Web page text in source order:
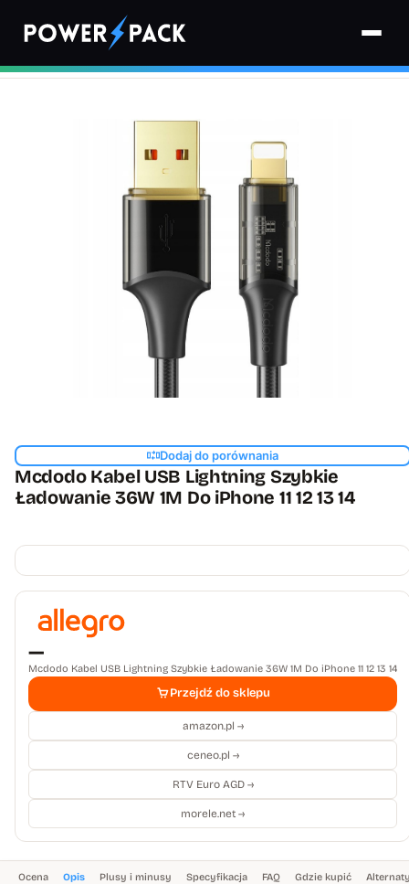
Strona główna›Kable›
Mcdodo Kabel USB Lightning Szybkie Ładowanie 36W 1M Do iPhone
Dodaj do porównania
Mcdodo Kabel USB Lightning Szybkie
Ładowanie 36W 1M Do iPhone 11 12 13 14
—
Mcdodo Kabel USB Lightning Szybkie Ładowanie 36W 1M Do iPhone 11 12 13 14
Przejdź do sklepu
amazon.pl →
ceneo.pl →
RTV Euro AGD →
morele.net →
Ocena Opis Plusy i minusy Specyfikacja FAQ Gdzie kupić